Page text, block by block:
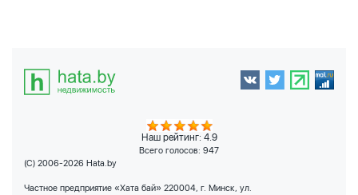
Наш рейтинг: 4.9
Всего голосов: 947
(C) 2006-2026 Hata.by
Частное предприятие «Хата бай» 220004, г. Минск, ул.